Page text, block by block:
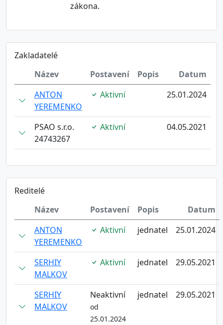
zákona.
Zakladatelé
Název
Postavení Popis
Datum
ANTON
YEREMENKO
Aktivní 25.01.2024
PSAO s.r.o.
24743267
Aktivní 04.05.2021
Reditelé
Název
Postavení Popis
Datum
ANTON
YEREMENKO
Aktivní jednatel 25.01.2024
SERHIY
MALKOV
Aktivní jednatel 29.05.2021
SERHIY
MALKOV
Neaktivní
od
25.01.2024
jednatel 29.05.2021